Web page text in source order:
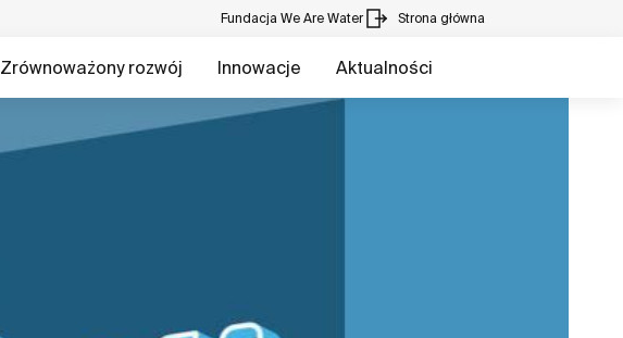
Fundacja We Are Water Strona główna
Zrównoważony rozwój Innowacje Aktualności